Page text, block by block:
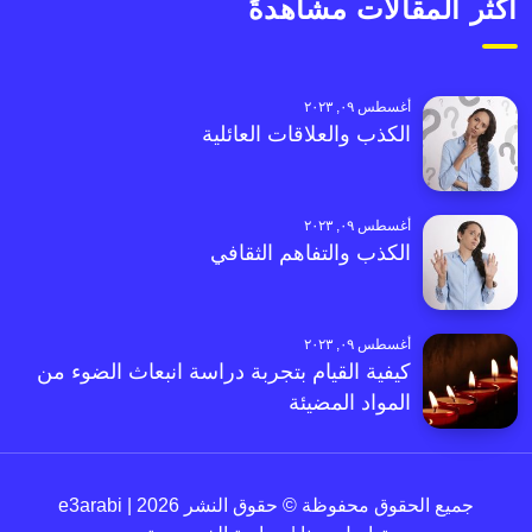
أكثر المقالات مشاهدةً
أغسطس ٠٩, ٢٠٢٣
الكذب والعلاقات العائلية
أغسطس ٠٩, ٢٠٢٣
الكذب والتفاهم الثقافي
أغسطس ٠٩, ٢٠٢٣
كيفية القيام بتجربة دراسة انبعاث الضوء من
المواد المضيئة
جميع الحقوق محفوظة © حقوق النشر 2026 | e3arabi